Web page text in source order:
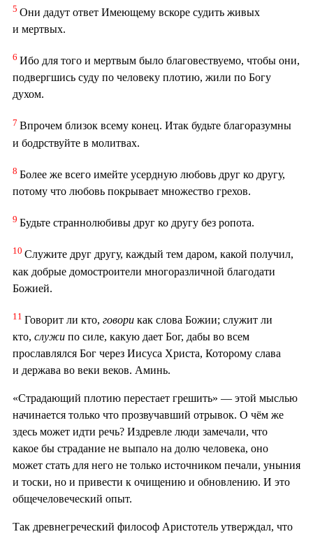
5 Они дадут ответ Имеющему вскоре судить живых
и мертвых.
6 Ибо для того и мертвым было благовествуемо, чтобы они,
подвергшись суду по человеку плотию, жили по Богу
духом.
7 Впрочем близок всему конец. Итак будьте благоразумны
и бодрствуйте в молитвах.
8 Более же всего имейте усердную любовь друг ко другу,
потому что любовь покрывает множество грехов.
9 Будьте страннолюбивы друг ко другу без ропота.
10 Служите друг другу, каждый тем даром, какой получил,
как добрые домостроители многоразличной благодати
Божией.
11 Говорит ли кто, говори как слова Божии; служит ли
кто, служи по силе, какую дает Бог, дабы во всем
прославлялся Бог через Иисуса Христа, Которому слава
и держава во веки веков. Аминь.
«Страдающий плотию перестает грешить» — этой мыслью
начинается только что прозвучавший отрывок. О чём же
здесь может идти речь? Издревле люди замечали, что
какое бы страдание не выпало на долю человека, оно
может стать для него не только источником печали, уныния
и тоски, но и привести к очищению и обновлению. И это
общечеловеческий опыт.
Так древнегреческий философ Аристотель утверждал, что